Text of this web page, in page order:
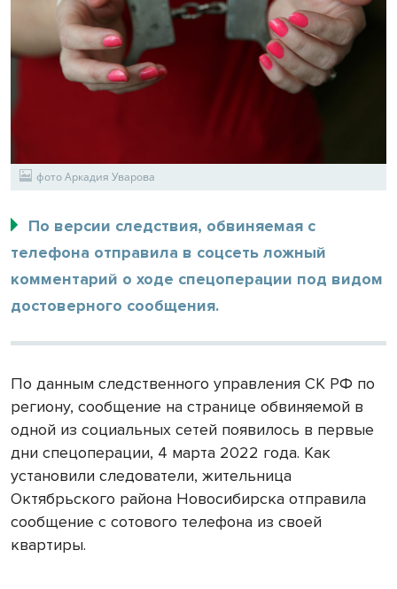
фото Аркадия Уварова
По версии следствия, обвиняемая с
телефона отправила в соцсеть ложный
комментарий о ходе спецоперации под видом
достоверного сообщения.
По данным следственного управления СК РФ по
региону, сообщение на странице обвиняемой в
одной из социальных сетей появилось в первые
дни спецоперации, 4 марта 2022 года. Как
установили следователи, жительница
Октябрьского района Новосибирска отправила
сообщение с сотового телефона из своей
квартиры.